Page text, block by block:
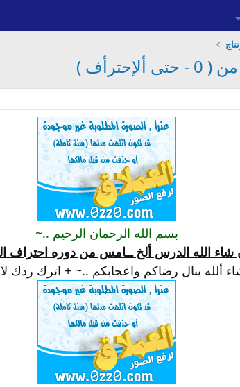
بسم الله الرحمان الرحيم ..~
ألله ينال رضاكم واعجابكم ..~ + اترك ردك